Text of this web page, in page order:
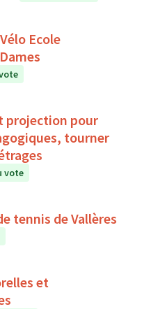
Ecole
projection pour
tourner
vote
tennis de Vallères
et